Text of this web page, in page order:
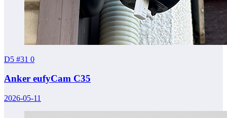
D5 #31 0
Anker eufyCam C35
2026-05-11